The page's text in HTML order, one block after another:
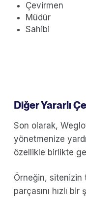
Çevirmen
Müdür
Sahibi
Diğer Yararlı
Son olarak,
yönetmenize
özellikle birlikte
Örneğin, sitenizin
parçasını hızlı